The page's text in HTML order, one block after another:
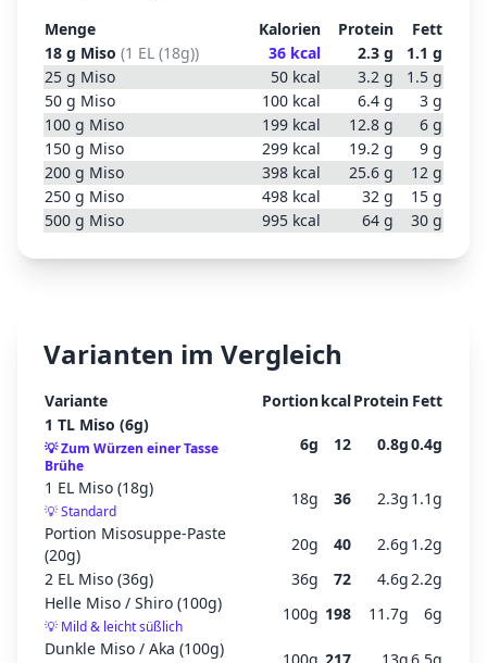
Menge Kalorien Protein
Fett
18 g Miso (1 EL (18g)) 36 kcal 2.3 g 1.1 g
25 g Miso 50 kcal 3.2 g 1.5 g
50 g Miso 100 kcal 6.4 g 3 g
100 g Miso 199 kcal 12.8 g 6 g
150 g Miso 299 kcal 19.2 g 9 g
200 g Miso 398 kcal 25.6 g 12 g
250 g Miso 498 kcal 32 g 15 g
500 g Miso 995 kcal 64 g 30 g
Varianten im Vergleich
Variante PortionkcalProtein Fett
1 TL Miso (6g)
💡Zum Würzen einer Tasse
Brühe
6g 12 0.8g0.4g
1 EL Miso (18g)
💡Standard
18g 36 2.3g 1.1g
Portion Misosuppe-Paste
(20g)
20g 40 2.6g 1.2g
2 EL Miso (36g)
36g 72 4.6g2.2g
Helle Miso / Shiro (100g)
💡 Mild & leicht süßlich
100g 198 11.7g 6g
Dunkle Miso / Aka (100g)